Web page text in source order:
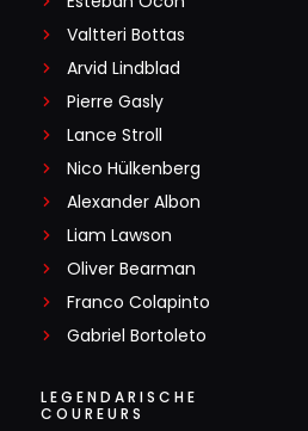
Valtteri Bottas
Arvid Lindblad
Pierre Gasly
Lance Stroll
Nico Hülkenberg
Alexander Albon
Liam Lawson
Oliver Bearman
Franco Colapinto
Gabriel Bortoleto
LEGENDARISCHE
COUREURS